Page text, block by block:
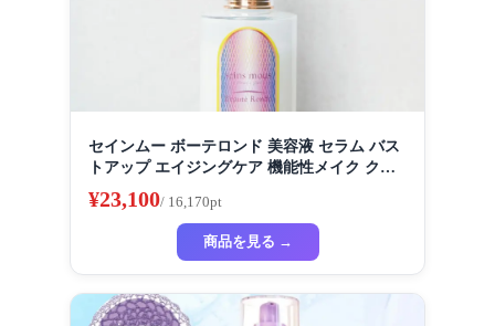
セインムー ボーテロンド 美容液 セラム バス
トアップ エイジングケア 機能性メイク クリ
ルテケア ハリ
¥23,100/ 16,170pt
商品を見る →